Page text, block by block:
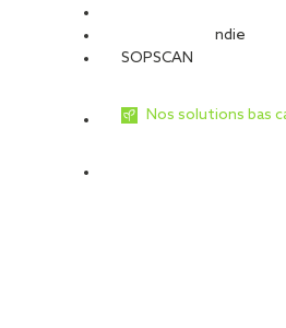
Sécurité Incendie
SOPSCAN
Nos solutions bas